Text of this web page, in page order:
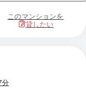
このマンションを
貸したい
分